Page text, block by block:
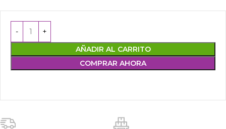
AÑADIR AL CARRITO
COMPRAR AHORA